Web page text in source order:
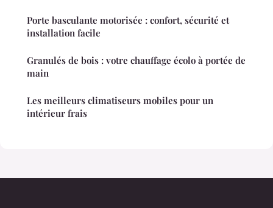
Porte basculante motorisée : confort, sécurité et
installation facile
Granulés de bois : votre chauffage écolo à portée de
main
Les meilleurs climatiseurs mobiles pour un
intérieur frais